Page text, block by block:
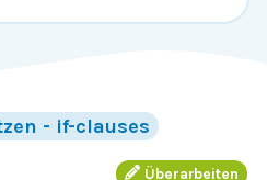
- if-clauses
Überarbeiten